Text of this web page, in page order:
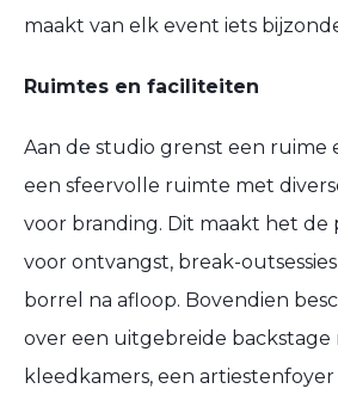
maakt van elk event iets
Ruimtes en faciliteiten
Aan de studio grenst een ruime
een sfeervolle ruimte met
voor branding. Dit maakt het de
voor ontvangst, break-
borrel na afloop. Bovendien
over een uitgebreide backstage
kleedkamers, een